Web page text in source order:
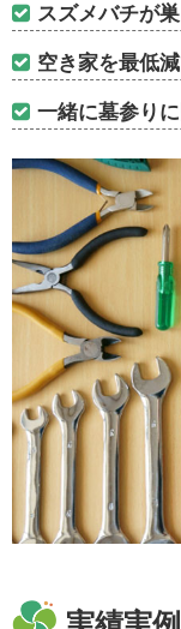
スズメバチが
空き家を最低
一緒に墓参り